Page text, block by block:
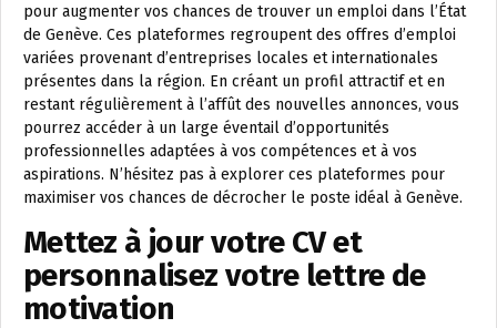
pour augmenter vos chances de trouver un emploi dans l’État
de Genève. Ces plateformes regroupent des offres d’emploi
variées provenant d’entreprises locales et internationales
présentes dans la région. En créant un profil attractif et en
restant régulièrement à l’affût des nouvelles annonces, vous
pourrez accéder à un large éventail d’opportunités
professionnelles adaptées à vos compétences et à vos
aspirations. N’hésitez pas à explorer ces plateformes pour
maximiser vos chances de décrocher le poste idéal à Genève.
Mettez à jour votre CV et
personnalisez votre lettre de
motivation